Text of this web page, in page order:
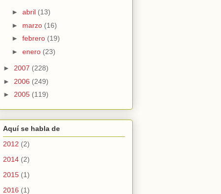
► abril (13)
► marzo (16)
► febrero (19)
► enero (23)
► 2007 (228)
► 2006 (249)
► 2005 (119)
Aquí se habla de
2012 (2)
2014 (2)
2015 (1)
2016 (1)